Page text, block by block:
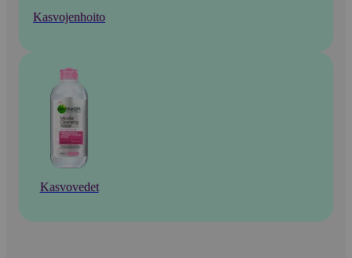
Kasvojenhoito
Kasvovedet